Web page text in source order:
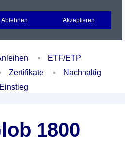
Portfolio Login
ETF/ETP
Zertifikate
Nachhaltig
Einstieg
1800
Ablehnen Akzeptieren